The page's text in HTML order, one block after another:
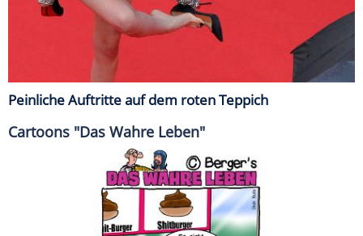
Peinliche Auftritte auf dem roten Teppich
Cartoons "Das Wahre Leben"